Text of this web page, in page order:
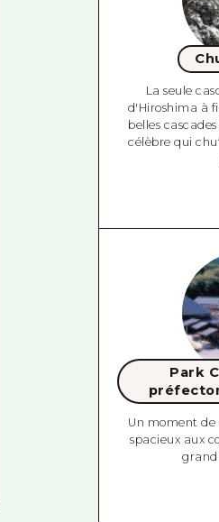
La seule
d'Hiroshima à
belles
célèbre qui
Park
Un moment de
spacieux aux